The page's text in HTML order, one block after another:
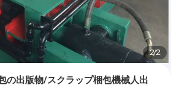
2/2
の出版物/スクラップ梱包機械人出